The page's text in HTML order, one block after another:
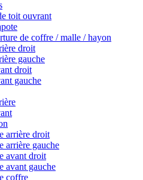
toit ouvrant
de coffre / malle / hayon
droit
gauche
droit
gauche
arrière droit
arrière gauche
avant droit
avant gauche
coffre